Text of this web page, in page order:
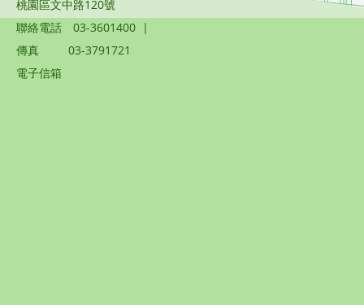
桃園區文中路120號
聯絡電話
03-3601400 |
傳真
03-3791721
電子信箱